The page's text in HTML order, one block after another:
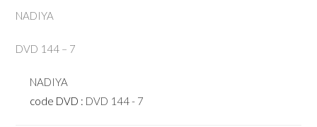
NADIYA
DVD 144 – 7
NADIYA
code DVD : DVD 144 - 7